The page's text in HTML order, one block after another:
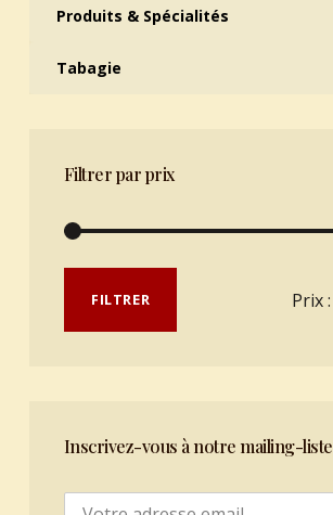
Produits & Spécialités
Tabagie
Filtrer par prix
Prix min
Prix maxFILTRER Prix :
Inscrivez-vous à notre mailing-liste